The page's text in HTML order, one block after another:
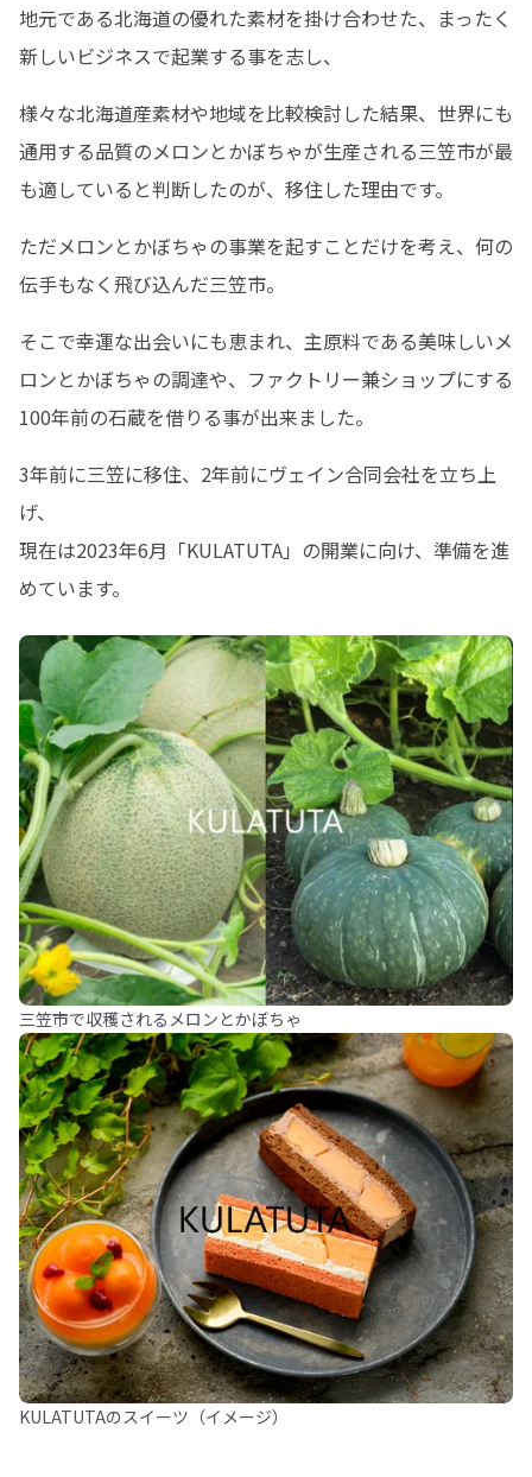
地元である北海道の優れた素材を掛け合わせた、まったく
新しいビジネスで起業する事を志し、
様々な北海道産素材や地域を比較検討した結果、世界にも
通用する品質のメロンとかぼちゃが生産される三笠市が最
も適していると判断したのが、移住した理由です。
ただメロンとかぼちゃの事業を起すことだけを考え、何の
伝手もなく飛び込んだ三笠市。
そこで幸運な出会いにも恵まれ、主原料である美味しいメ
ロンとかぼちゃの調達や、ファクトリー兼ショップにする
100年前の石蔵を借りる事が出来ました。
3年前に三笠に移住、2年前にヴェイン合同会社を立ち上
げ、
現在は2023年6月「KULATUTA」の開業に向け、準備を進
めています。
三笠市で収穫されるメロンとかぼちゃ
KULATUTAのスイーツ（イメージ）